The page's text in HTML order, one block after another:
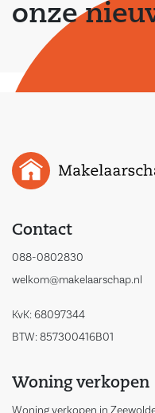
onze
Contact
088-0802830
welkom@makelaarschap.nl
KvK: 68097344
BTW: 857300416B01
Woning verkopen